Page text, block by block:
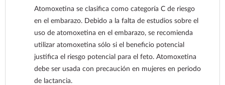
aneurisma cerebral o ictus, está contraindicada la
atomoxetina.
Atomoxetina está contraindicada en pacientes con
feocromocitoma o con antecedentes de
feocromocitoma.
Reporte las sospechas de reacción adversa al correo:
farmacovigilancia@cofepris.gob.mx
Atomoxetina se clasifica como categoría C de riesgo
en el embarazo. Debido a la falta de estudios sobre el
uso de atomoxetina en el embarazo, se recomienda
utilizar atomoxetina sólo si el beneficio potencial
justifica el riesgo potencial para el feto. Atomoxetina
debe ser usada con precaución en mujeres en periodo
de lactancia.